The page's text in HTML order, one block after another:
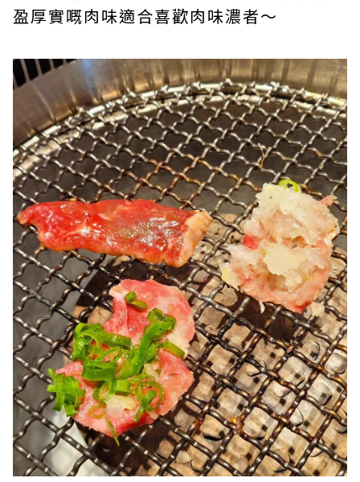
盈厚實嘅肉味適合喜歡肉味濃者～